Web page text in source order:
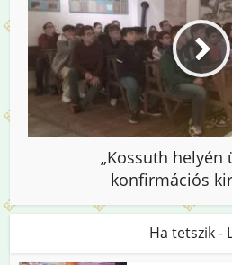
„Kossuth helyén
konfirmációs
Ha tetszik -